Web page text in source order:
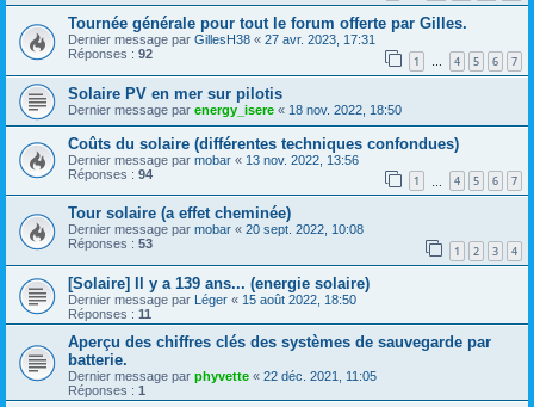
Tournée générale pour tout le forum offerte par Gilles.
Dernier message par GillesH38 « 27 avr. 2023, 17:31
Réponses : 92 1 … 4 5 6 7
Solaire PV en mer sur pilotis
Dernier message par energy_isere « 18 nov. 2022, 18:50
Coûts du solaire (différentes techniques confondues)
Dernier message par mobar « 13 nov. 2022, 13:56
Réponses : 94 1 4 5 6 7
Tour solaire (a effet cheminée)
Dernier message par mobar « 20 sept. 2022, 10:08
Réponses : 53 1 2 3 4
[Solaire] Il y a 139 ans... (energie solaire)
Dernier message par Léger « 15 août 2022, 18:50
Réponses : 11
Aperçu des chiffres clés des systèmes de sauvegarde par
batterie.
Dernier message par phyvette « 22 déc. 2021, 11:05
Réponses : 1